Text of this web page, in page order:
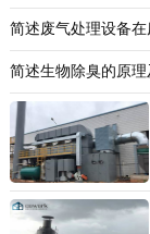
简述废气处理设备在
简述生物除臭的原